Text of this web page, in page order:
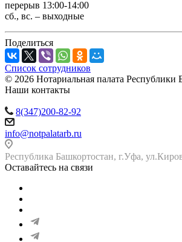
перерыв 13:00-14:00
сб., вс. – выходные
Поделиться
Список сотрудников
© 2026 Нотариальная палата Республики
Наши контакты
8(347)200-82-92
info@notpalatarb.ru
Республика Башкортостан, г.Уфа,
Оставайтесь на связи